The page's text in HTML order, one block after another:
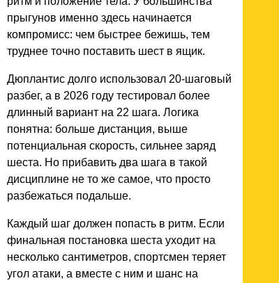
прыгунов именно здесь начинается
компромисс: чем быстрее бежишь, тем
труднее точно поставить шест в ящик.
Дюплантис долго использовал 20-шаговый
разбег, а в 2026 году тестировал более
длинный вариант на 22 шага. Логика
понятна: больше дистанция, выше
потенциальная скорость, сильнее заряд
шеста. Но прибавить два шага в такой
дисциплине не то же самое, что просто
разбежаться подальше.
Каждый шаг должен попасть в ритм. Если
финальная постановка шеста уходит на
несколько сантиметров, спортсмен теряет
угол атаки, а вместе с ним и шанс на